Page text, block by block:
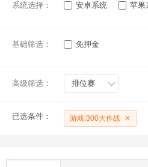
系统选择： 安卓系统 苹果
基础筛选： 免押金
高级筛选： 排位赛
已选条件： 游戏:300大作战